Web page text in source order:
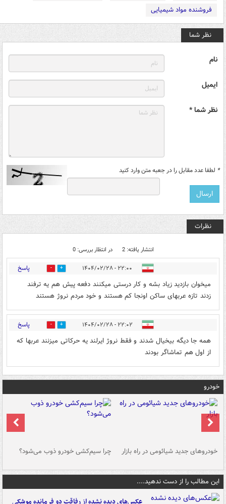
فروشنده مواد شیمیایی
نظر شما
نام
ایمیل
نظر شما *
* لطفا عدد مقابل را در جعبه متن وارد کنید
نظرات
انتشار یافته: 2 در انتظار بررسی: 0
۲۲:۰۰ - ۱۴۰۴/۰۲/۲۸ 0 پاسخ
میخوان بازدید زیاد بشه و کار درستی میکنند دفعه پیش هم یه ترفند
زدند تازه عربهای ساکن اونجا کم هستند و خود مردم نروژ هستند
۲۲:۰۲ - ۱۴۰۴/۰۲/۲۸ 0 پاسخ
همه جا دیگه بیخیال شدند و فقط نروژ ایرلند یه حرکاتی میزنند عربها که
از اول هم تماشاگر بودند
خودرو
خودروهای جدید شیائومی در راه بازار چرا سیم‌کشی خودرو ذوب می‌شود؟
این مطالب را از دست ندهید....
عکس‌های دیده نشده از رفاقت دو فرمانده‌ موشکی